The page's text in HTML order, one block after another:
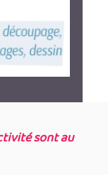
sont au